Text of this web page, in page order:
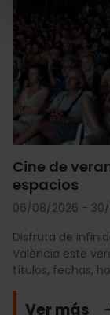
Cine de
espacios
06/08/2026 -
Disfruta de
València este
títulos, fechas,
Ver más